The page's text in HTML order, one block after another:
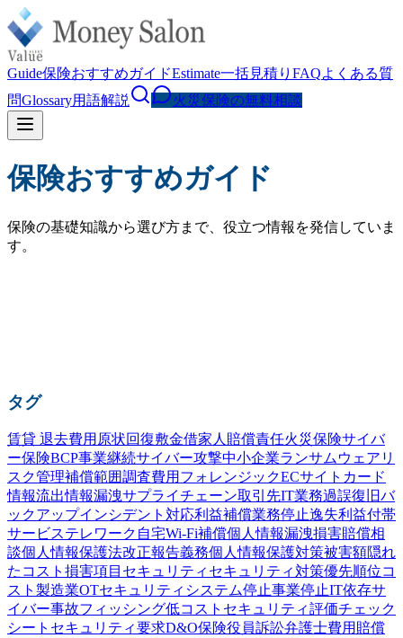
Guide保険おすすめガイドEstimate一括見積り FAQよくある質
問Glossary用語解説 火災保険の無料相談
保険おすすめガイド
保険の基礎知識から選び方まで、役立つ情報を発信していま
す。
タグ
賃貸 退去費用 原状回復敷金借家人賠償責任火災保険サイバ
ー保険BCP事業継続サイバー攻撃中小企業ランサムウェア リ
スク管理補償範囲調査費用 フォレンジックECサイト カード
情報流出情報漏洩サプライチェーン取引先IT業務過誤復旧バ
ックアップインシデント対応利益補償業務停止逸失利益付帯
サービステレワーク 自宅Wi-Fi補償個人情報漏洩損害賠償相
談個人情報保護法改正報告義務個人情報保護対策被害額隠れ
たコスト 損害項目 セキュリティ セキュリティ対策優先順位コ
スト 製造業OTセキュリティ システム停止事業停止IT依存サ
イバー事故フィッシング低コスト セキュリティ評価チェック
シート セキュリティ要求D&O保険役員訴訟弁護士費用 賠償